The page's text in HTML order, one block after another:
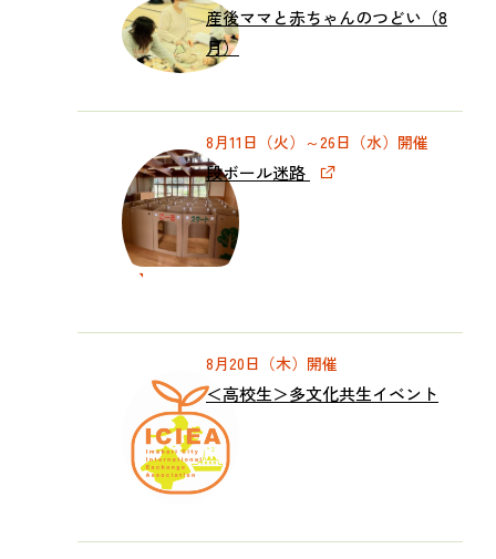
産後ママと赤ちゃんのつどい（8
月）
8月11日（火）～26日（水）開催
段ボール迷路
8月20日（木）開催
＜高校生＞多文化共生イベント